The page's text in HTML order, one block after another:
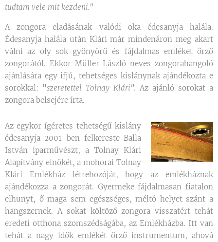
tudtam vele mit kezdeni."
A zongora eladásának valódi oka édesanyja halála.
Édesanyja halála után Klári már mindenáron meg akart
válni az oly sok gyönyörű és fájdalmas emléket őrző
zongorától. Ekkor Müller László neves zongorahangoló
ajánlására egy ifjú, tehetséges kislánynak ajándékozta e
sorokkal: "szeretettel Tolnay Klári". Az ajánló sorokat a
zongora belsejére írta.
Az egykor ígéretes tehetségű kislány
édesanyja 2001-ben felkereste Balla
István iparművészt, a Tolnay Klári
Alapítvány elnökét, a mohorai Tolnay
Klári Emlékház létrehozóját, hogy az emlékháznak
ajándékozza a zongorát. Gyermeke fájdalmasan fiatalon
elhunyt, ő maga sem egészséges, méltó helyet szánt a
hangszernek. A sokat költöző zongora visszatért tehát
eredeti otthona szomszédságába, az Emlékházba. Itt van
tehát a nagy idők emlékét őrző instrumentum, ahová